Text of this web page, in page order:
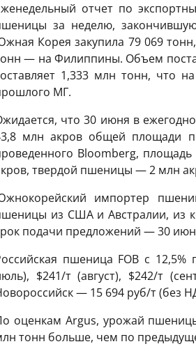
отчет по
за неделю,
Корея закупила 79 069
— на Филиппины. Объем
1,333 млн тонн, что
МГ.
что 30 июня в
млн акров общей площади
Bloomberg,
твердой пшеницы — 2 млн
импортер
из США и Австралии, из
подачи предложений — 30
пшеница FOB с
$241/т (август), $242/т
— 15 694 руб/т (без
оценкам Argus, урожай
тонн больше, чем по